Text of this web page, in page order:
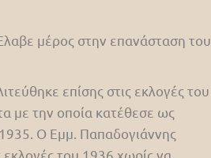
μέρος στην επανάσταση του
επίσης στις εκλογές του
με την οποία κατέθεσε ως
1935. Ο Εμμ. Παπαδογιάννης
εκλογές του 1936 χωρίς να